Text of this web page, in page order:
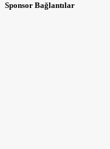
Sponsor Bağlantılar